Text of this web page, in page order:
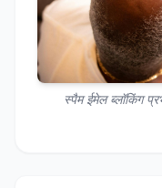
स्पैम ईमेल ब्लॉकिंग